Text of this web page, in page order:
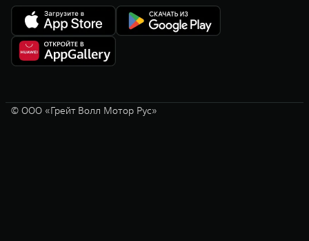
© ООО «Грейт Волл Мотор Рус»